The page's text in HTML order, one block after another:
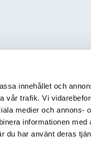
innehållet och
vår trafik. Vi
medier och annons-
informationen med
du har använt deras